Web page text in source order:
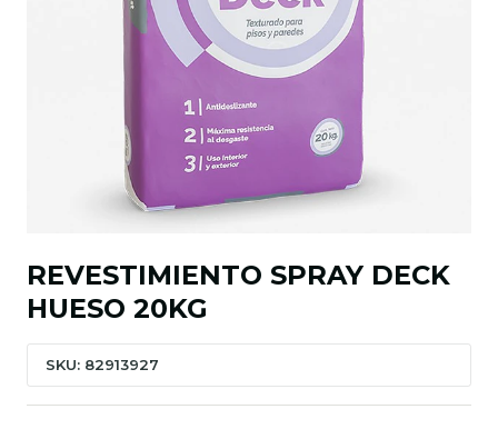
REVESTIMIENTO SPRAY DECK
HUESO 20KG
SKU: 82913927